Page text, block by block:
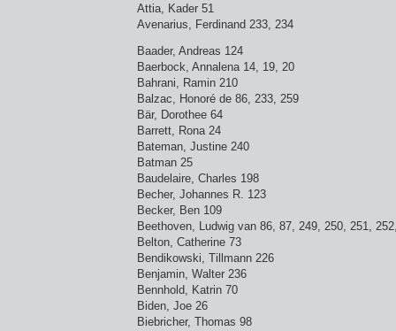
Attia, Kader 51
Avenarius, Ferdinand 233, 234
Baader, Andreas 124
Baerbock, Annalena 14, 19, 20
Bahrani, Ramin 210
Balzac, Honoré de 86, 233, 259
Bär, Dorothee 64
Barrett, Rona 24
Bateman, Justine 240
Batman 25
Baudelaire, Charles 198
Becher, Johannes R. 123
Becker, Ben 109
Beethoven, Ludwig van 86, 87, 249, 250, 251,
Belton, Catherine 73
Bendikowski, Tillmann 226
Benjamin, Walter 236
Bennhold, Katrin 70
Biden, Joe 26
Biebricher, Thomas 98